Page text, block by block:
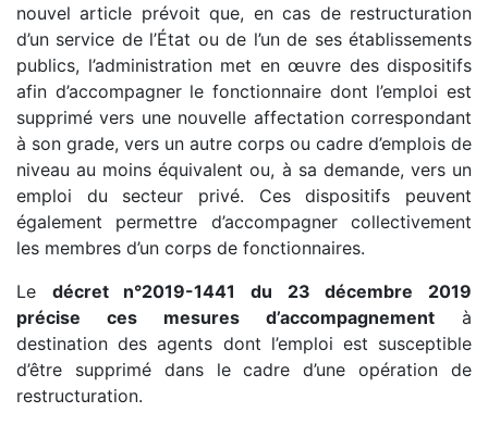
nouvel article prévoit que, en cas de restructuration
d’un service de l’État ou de l’un de ses établissements
publics, l’administration met en œuvre des dispositifs
afin d’accompagner le fonctionnaire dont l’emploi est
supprimé vers une nouvelle affectation correspondant
à son grade, vers un autre corps ou cadre d’emplois de
niveau au moins équivalent ou, à sa demande, vers un
emploi du secteur privé. Ces dispositifs peuvent
également permettre d’accompagner collectivement
les membres d’un corps de fonctionnaires.
Le décret n°2019-1441 du 23 décembre 2019
précise ces mesures d’accompagnement à
destination des agents dont l’emploi est susceptible
d’être supprimé dans le cadre d’une opération de
restructuration.